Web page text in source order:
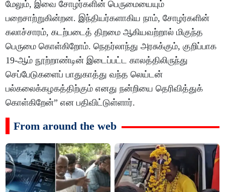
மேலும், இவை சோழர்களின் பெருமையையும்
பறைசாற்றுகின்றன. இந்தியர்களாகிய நாம், சோழர்களின்
கலாச்சாரம், கடற்படைத் திறமை ஆகியவற்றால் மிகுந்த
பெருமை கொள்கிறோம். நெதர்லாந்து அரசுக்கும், குறிப்பாக
19-ஆம் நூற்றாண்டின் இடைப்பட்ட காலத்திலிருந்து
செப்பேடுகளைப் பாதுகாத்து வந்த லெய்டன்
பல்கலைக்கழகத்திற்கும் எனது நன்றியை தெரிவித்துக்
கொள்கிறேன்” என பதிவிட்டுள்ளார்.
From around the web